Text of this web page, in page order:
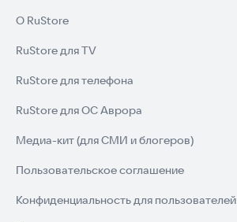
О RuStore
RuStore для TV
RuStore для телефона
RuStore для ОС Аврора
Медиа-кит (для СМИ и блогеров)
Пользовательское соглашение
Конфиденциальность для пользователей